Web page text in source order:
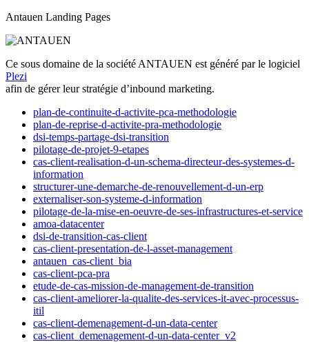
Antauen Landing Pages
Ce sous domaine de la société ANTAUEN est généré par le logiciel
Plezi
afin de gérer leur stratégie d’inbound marketing.
plan-de-continuite-d-activite-pca-methodologie
plan-de-reprise-d-activite-pra-methodologie
dsi-temps-partage-dsi-transition
pilotage-de-projet-9-etapes
cas-client-realisation-d-un-schema-directeur-des-systemes-d-
information
structurer-une-demarche-de-renouvellement-d-un-erp
externaliser-son-systeme-d-information
pilotage-de-la-mise-en-oeuvre-de-ses-infrastructures-et-service
amoa-datacenter
dsi-de-transition-cas-client
cas-client-presentation-de-l-asset-management
antauen_cas-client_bia
cas-client-pca-pra
etude-de-cas-mission-de-management-de-transition
cas-client-ameliorer-la-qualite-des-services-it-avec-processus-
itil
cas-client-demenagement-d-un-data-center
cas-client_demenagement-d-un-data-center_v2